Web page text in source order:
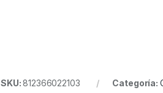
SKU:812366022103 Categoría: